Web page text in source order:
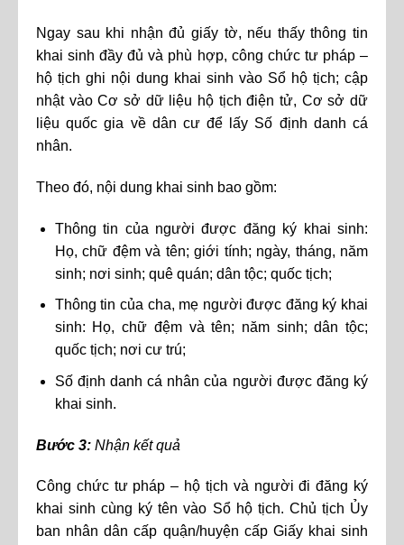
Ngay sau khi nhận đủ giấy tờ, nếu thấy thông tin
khai sinh đầy đủ và phù hợp, công chức tư pháp –
hộ tịch ghi nội dung khai sinh vào Sổ hộ tịch; cập
nhật vào Cơ sở dữ liệu hộ tịch điện tử, Cơ sở dữ
liệu quốc gia về dân cư để lấy Số định danh cá
nhân.
Theo đó, nội dung khai sinh bao gồm:
Thông tin của người được đăng ký khai sinh:
Họ, chữ đệm và tên; giới tính; ngày, tháng, năm
sinh; nơi sinh; quê quán; dân tộc; quốc tịch;
Thông tin của cha, mẹ người được đăng ký khai
sinh: Họ, chữ đệm và tên; năm sinh; dân tộc;
quốc tịch; nơi cư trú;
Số định danh cá nhân của người được đăng ký
khai sinh.
Bước 3: Nhận kết quả
Công chức tư pháp – hộ tịch và người đi đăng ký
khai sinh cùng ký tên vào Sổ hộ tịch. Chủ tịch Ủy
ban nhân dân cấp quận/huyện cấp Giấy khai sinh